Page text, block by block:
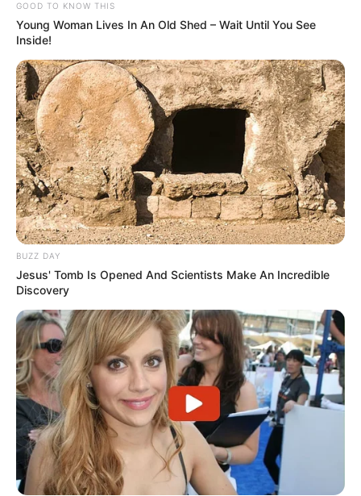
GOOD TO KNOW THIS
Young Woman Lives In An Old Shed – Wait Until You See
Inside!
BUZZ DAY
Jesus' Tomb Is Opened And Scientists Make An Incredible
Discovery